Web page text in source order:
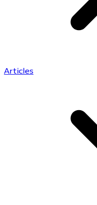
Articles